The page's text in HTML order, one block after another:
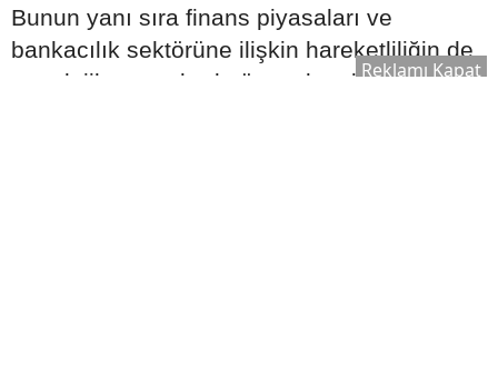
Bunun yanı sıra finans piyasaları ve
bankacılık sektörüne ilişkin hareketliliğin de
astrolojik yorumlarda öne çıkan başlıklardan
Reklamı Kapat